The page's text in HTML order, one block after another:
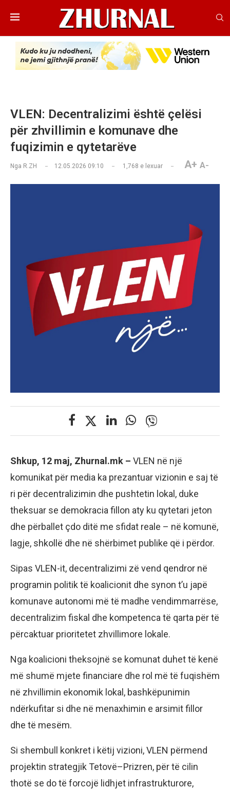
VLEN: Decentralizimi është çelësi
për zhvillimin e komunave dhe
fuqizimin e qytetarëve
Nga R.ZH 12.05.2026 09:10 1,768 e lexuar A+ A-
Shkup, 12 maj, Zhurnal.mk – VLEN në një
komunikat për media ka prezantuar vizionin e saj të
ri për decentralizimin dhe pushtetin lokal, duke
theksuar se demokracia fillon aty ku qytetari jeton
dhe përballet çdo ditë me sfidat reale – në komunë,
lagje, shkollë dhe në shërbimet publike që i përdor.
Sipas VLEN-it, decentralizimi zë vend qendror në
programin politik të koalicionit dhe synon t’u japë
komunave autonomi më të madhe vendimmarrëse,
decentralizim fiskal dhe kompetenca të qarta për të
përcaktuar prioritetet zhvillimore lokale.
Nga koalicioni theksojnë se komunat duhet të kenë
më shumë mjete financiare dhe rol më të fuqishëm
në zhvillimin ekonomik lokal, bashkëpunimin
ndërkufitar si dhe në menaxhimin e arsimit fillor
dhe të mesëm.
Si shembull konkret i këtij vizioni, VLEN përmend
projektin strategjik Tetovë–Prizren, për të cilin
thotë se do të forcojë lidhjet infrastrukturore,